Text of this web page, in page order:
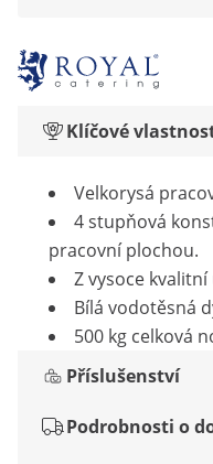
Klíčové
Velkorysá
4 stupňová
pracovní plochou.
Z vysoce
Bílá vodotěsná
500 kg celková
Příslušenství
Podrobnosti o